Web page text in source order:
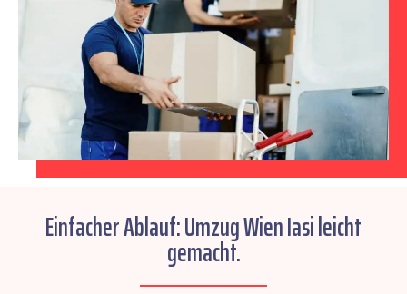
Einfacher Ablauf: Umzug Wien Iasi leicht
gemacht.